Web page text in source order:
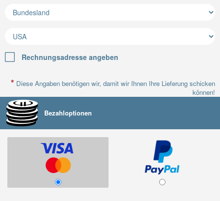
Rechnungsadresse angeben
* Diese Angaben benötigen wir, damit wir Ihnen Ihre Lieferung schicken
können!
Bezahloptionen